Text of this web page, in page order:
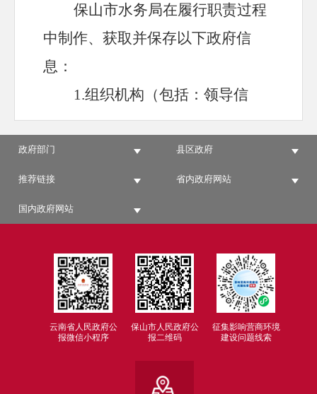
保山市水务局在履行职责过程
中制作、获取并保存以下政府信
息：
1.组织机构（包括：领导信
息、机构及职能、内设科室）
政策文件（规范性文件、其
他文件、政策解读）
重大决策预公开
5.发展规划
6.财政信息
7.水务工作
建议提案办理结果
政府部门 县区政府
推荐链接 省内政府网站
国内政府网站
云南省人民政府公
报微信小程序
保山市人民政府公
报二维码
征集影响营商环境
建设问题线索